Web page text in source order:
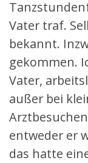
Vater traf.
bekannt.
gekommen.
Vater,
außer bei
entweder er
das hatte